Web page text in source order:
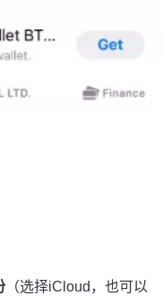
（选择iCloud，也可以